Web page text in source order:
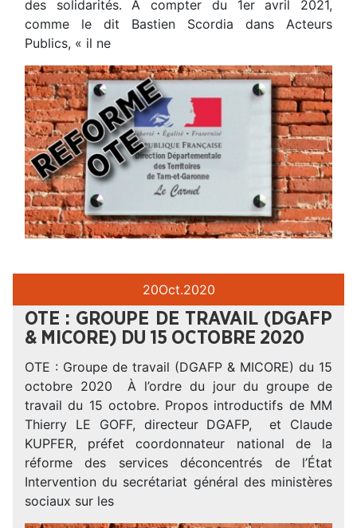
des solidarités. À compter du 1er avril 2021,
comme le dit Bastien Scordia dans Acteurs
Publics, « il ne
20Oct.2020
OTE : GROUPE DE TRAVAIL (DGAFP
& MICORE) DU 15 OCTOBRE 2020
OTE : Groupe de travail (DGAFP & MICORE) du 15
octobre 2020 À l’ordre du jour du groupe de
travail du 15 octobre. Propos introductifs de MM
Thierry LE GOFF, directeur DGAFP, et Claude
KUPFER, préfet coordonnateur national de la
réforme des services déconcentrés de l’État
Intervention du secrétariat général des ministères
sociaux sur les